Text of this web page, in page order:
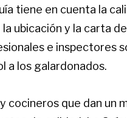
tiene en cuenta la
ubicación y la carta
e inspectores
a los galardonados.
cocineros que dan un